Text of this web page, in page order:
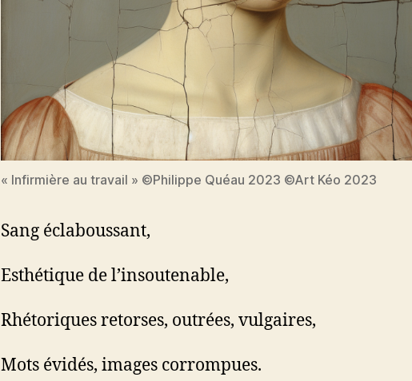
« Infirmière au travail » ©Philippe Quéau 2023 ©Art Kéo 2023
Sang éclaboussant,
Esthétique de l’insoutenable,
Rhétoriques retorses, outrées, vulgaires,
Mots évidés, images corrompues.